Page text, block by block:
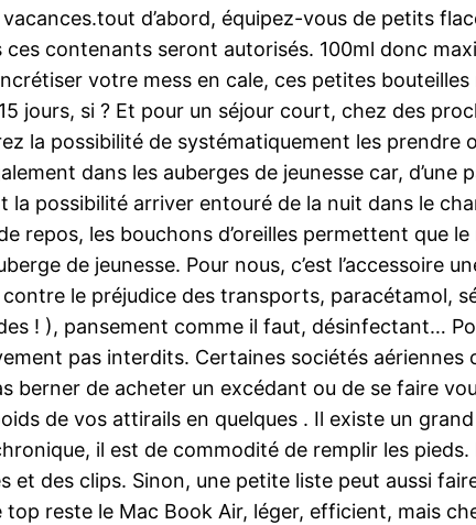
d’abord, équipez-vous de petits
contenants seront autorisés. 100ml donc
votre mess en cale, ces petites
jours, si ? Et pour un séjour court, chez des
la possibilité de systématiquement les prendre
dans les auberges de jeunesse car, d’une
possibilité arriver entouré de la nuit dans le
repos, les bouchons d’oreilles permettent que
de jeunesse. Pour nous, c’est l’accessoire
le préjudice des transports, paracétamol,
! ), pansement comme il faut, désinfectant…
pas interdits. Certaines sociétés
berner de acheter un excédant ou de se faire
de vos attirails en quelques . Il existe un
il est de commodité de remplir les
des clips. Sinon, une petite liste peut aussi
reste le Mac Book Air, léger, efficient, mais